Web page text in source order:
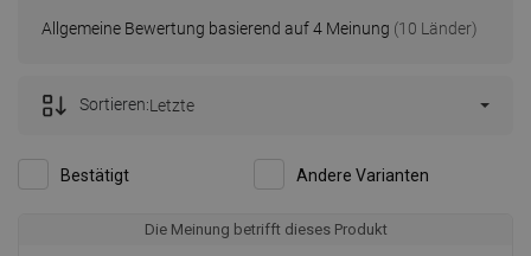
Allgemeine Bewertung basierend auf 4 Meinung (10 Länder)
Bestätigt Andere Varianten
Sortieren:Letzte
Die Meinung betrifft dieses Produkt